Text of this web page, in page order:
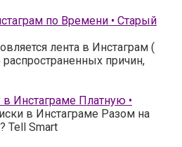
по Времени • Старый
лента в Инстаграм (
причин,
Инстаграме Платную •
в Инстаграме Разом на
Tell Smart